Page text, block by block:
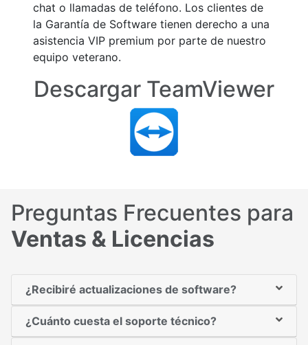
chat o llamadas de teléfono. Los clientes de
la Garantía de Software tienen derecho a una
asistencia VIP premium por parte de nuestro
equipo veterano.
Descargar TeamViewer
Preguntas Frecuentes para
Ventas & Licencias
¿Recibiré actualizaciones de software?
¿Cuánto cuesta el soporte técnico?